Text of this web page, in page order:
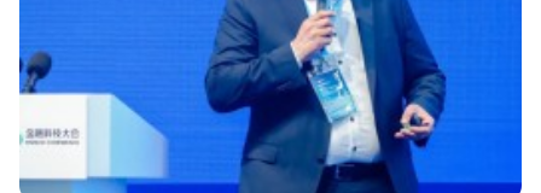
ინტენსიურად მიმდინარეობს საგამოძიებო მოქმედებები
სარეალიზაციო ქსელიდან ფალსიფიცირებული
ალკოჰოლური სასმელების ამოღებისა და დანაშაულში
მონაწილე სხვა პირების გამოვლენის მიზნით.გამოძიება
მიმდინარეობს საქართველოს სისხლის სამართლის
კოდექსის 197-ე მუხლის პირველი ნაწილით, 197¹ მუხლითა
და 200¹ მუხლის მე-2 ნაწილის „ბ“ ქვეპუნქტით, რაც
სასჯელის სახით 4-დან 6 წლამდე ვადით თავისუფლების